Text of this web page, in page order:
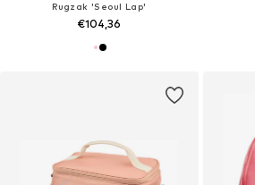
Rugzak 'Seoul Lap'
€104,36